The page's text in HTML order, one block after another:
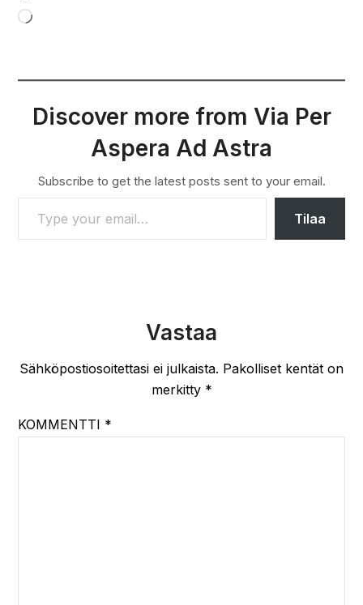
Loading…
Discover more from Via Per
Aspera Ad Astra
Subscribe to get the latest posts sent to your email.
TYPE YOUR EMAIL…
Tilaa
Vastaa
Sähköpostiosoitettasi ei julkaista. Pakolliset kentät on
merkitty *
KOMMENTTI *